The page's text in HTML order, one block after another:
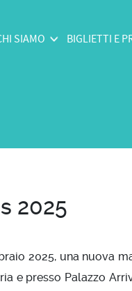
SIAMO BIGLIETTI E
2025
2025, una nuova
e presso Palazzo